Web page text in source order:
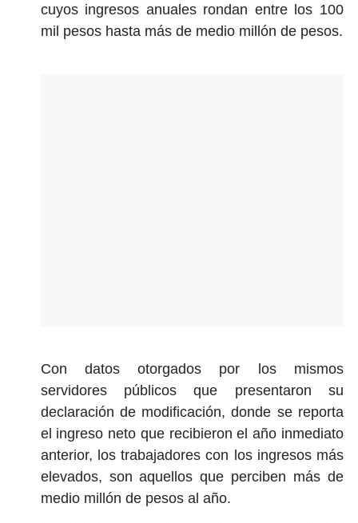
cuyos ingresos anuales rondan entre los 100
mil pesos hasta más de medio millón de pesos.
Con datos otorgados por los mismos
servidores públicos que presentaron su
declaración de modificación, donde se reporta
el ingreso neto que recibieron el año inmediato
anterior, los trabajadores con los ingresos más
elevados, son aquellos que perciben más de
medio millón de pesos al año.